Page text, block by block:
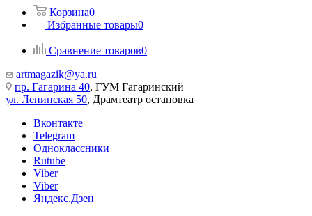
Корзина0
Избранные товары0
Сравнение товаров0
artmagazik@ya.ru
пр. Гагарина 40, ГУМ Гагаринский
ул. Ленинская 50, Драмтеатр остановка
Вконтакте
Telegram
Одноклассники
Rutube
Viber
Viber
Яндекс.Дзен